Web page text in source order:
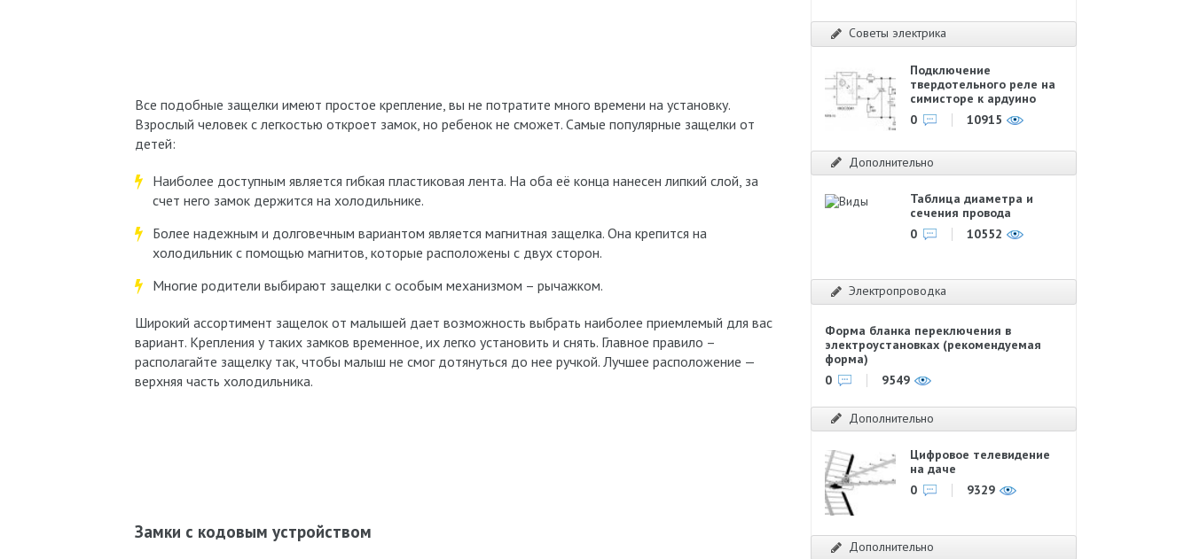
Все подобные защелки имеют простое крепление, вы не потратите много времени на установку.
Взрослый человек с легкостью откроет замок, но ребенок не сможет. Самые популярные защелки от
детей:
Наиболее доступным является гибкая пластиковая лента. На оба её конца нанесен липкий слой, за
счет него замок держится на холодильнике.
Более надежным и долговечным вариантом является магнитная защелка. Она крепится на
холодильник с помощью магнитов, которые расположены с двух сторон.
Многие родители выбирают защелки с особым механизмом – рычажком.
Широкий ассортимент защелок от малышей дает возможность выбрать наиболее приемлемый для вас
вариант. Крепления у таких замков временное, их легко установить и снять. Главное правило –
располагайте защелку так, чтобы малыш не смог дотянуться до нее ручкой. Лучшее расположение —
верхняя часть холодильника.
Замки с кодовым устройством
Советы электрика
Подключение
твердотельного реле на
симисторе к ардуино
0
10915
Дополнительно
Таблица диаметра и
сечения провода
0
10552
Электропроводка
Форма бланка переключения в
электроустановках (рекомендуемая
форма)
0
9549
Дополнительно
Цифровое телевидение
на даче
0
9329
Дополнительно